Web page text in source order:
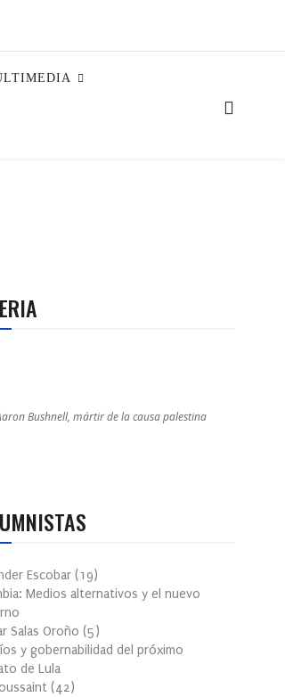
Bushnell, mártir de la causa palestina
Escobar (19)
Medios alternativos y el nuevo
Salas Oroño (5)
y gobernabilidad del próximo
de Lula
(42)